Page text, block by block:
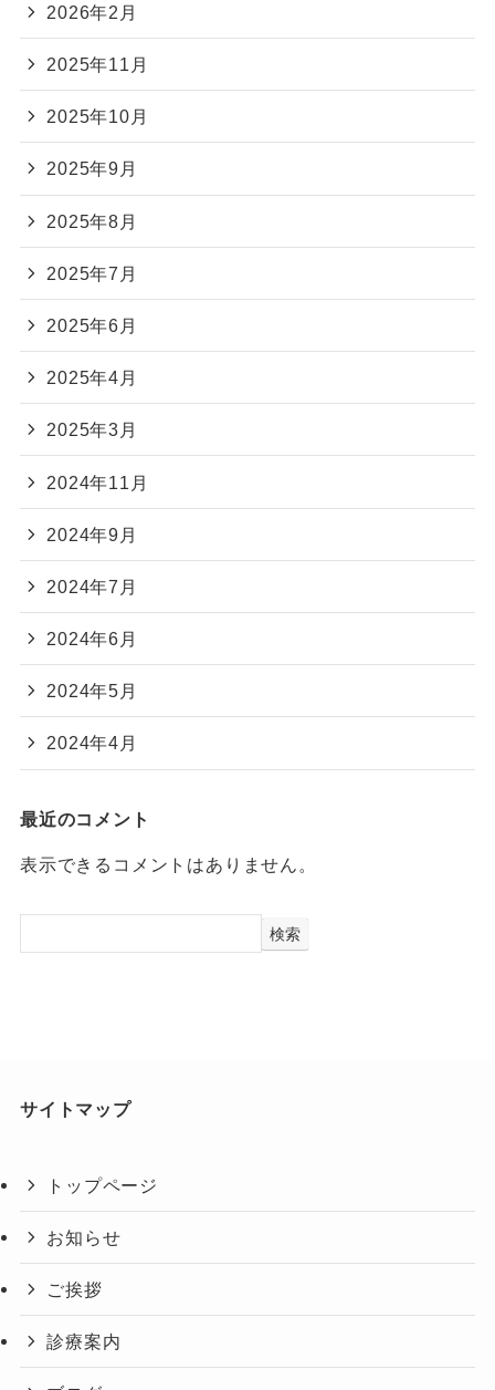
2026年2月
2025年11月
2025年10月
2025年9月
2025年8月
2025年7月
2025年6月
2025年4月
2025年3月
2024年11月
2024年9月
2024年7月
2024年6月
2024年5月
2024年4月
最近のコメント
表示できるコメントはありません。
検索
サイトマップ
トップページ
お知らせ
ご挨拶
診療案内